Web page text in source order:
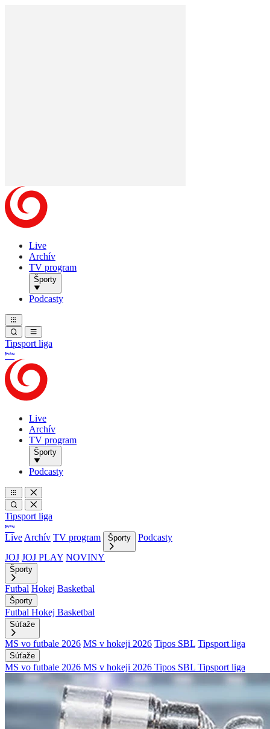
Live
Archív
TV program
Športy
Podcasty
Tipsport liga
Live
Archív
TV program
Športy
Podcasty
Tipsport liga
Live Archív TV program Športy
Podcasty
JOJ JOJ PLAY NOVINY
Športy
Futbal Hokej Basketbal
Športy
Futbal Hokej Basketbal
Súťaže
MS vo futbale 2026 MS v hokeji 2026 Tipos SBL Tipsport liga
Súťaže
MS vo futbale 2026 MS v hokeji 2026 Tipos SBL Tipsport liga